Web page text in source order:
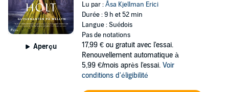
Aperçu
Lu par :Åsa Kjellman Erici
Durée : 9 h et 52 min
Langue : Suédois
Pas de notations
17,99 € ou gratuit avec l'essai.
Renouvellement automatique à
5,99 €/mois après l'essai. Voir
conditions d'éligibilité